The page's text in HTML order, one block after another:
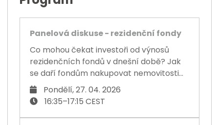
Panelová diskuse - rezidenční fondy
Co mohou čekat investoři od výnosů
rezidenčních fondů v dnešní době? Jak
se daří fondům nakupovat nemovitosti...
Pondělí, 27. 04. 2026
16:35–17:15 CEST